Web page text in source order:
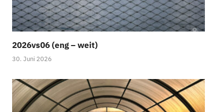
2026vs06 (eng – weit)
30. Juni 2026